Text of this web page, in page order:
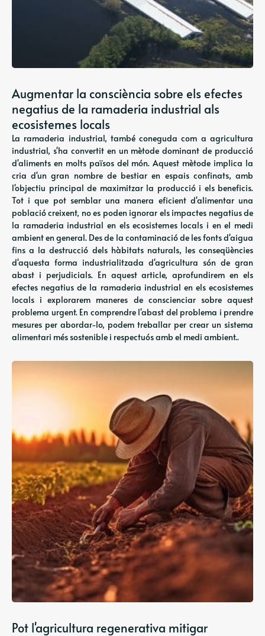
Augmentar la consciència sobre els efectes
negatius de la ramaderia industrial als
ecosistemes locals
La ramaderia industrial, també coneguda com a agricultura
industrial, s'ha convertit en un mètode dominant de producció
d'aliments en molts països del món. Aquest mètode implica la
cria d'un gran nombre de bestiar en espais confinats, amb
l'objectiu principal de maximitzar la producció i els beneficis.
Tot i que pot semblar una manera eficient d'alimentar una
població creixent, no es poden ignorar els impactes negatius de
la ramaderia industrial en els ecosistemes locals i en el medi
ambient en general. Des de la contaminació de les fonts d'aigua
fins a la destrucció dels hàbitats naturals, les conseqüències
d'aquesta forma industrialitzada d'agricultura són de gran
abast i perjudicials. En aquest article, aprofundirem en els
efectes negatius de la ramaderia industrial en els ecosistemes
locals i explorarem maneres de conscienciar sobre aquest
problema urgent. En comprendre l'abast del problema i prendre
mesures per abordar-lo, podem treballar per crear un sistema
alimentari més sostenible i respectuós amb el medi ambient..
Pot l'agricultura regenerativa mitigar